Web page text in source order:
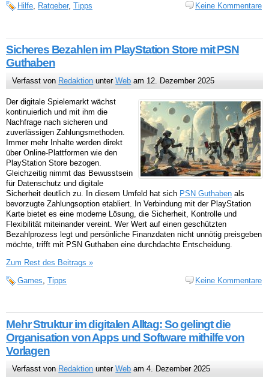
Hilfe
Ratgeber, Tipps Keine Kommentare
Sicheres Bezahlen im PlayStation Store mit PSN
Guthaben
Verfasst von Redaktion unterWeb am 12. Dezember 2025
Der digitale Spielemarkt wächst
kontinuierlich und mit ihm die
Nachfrage nach sicheren und
zuverlässigen Zahlungsmethoden.
Immer mehr Inhalte werden direkt
über Online-Plattformen wie den
PlayStation Store bezogen.
Gleichzeitig nimmt das Bewusstsein
für Datenschutz und digitale
Sicherheit deutlich zu. In diesem Umfeld hat sich PSN Guthaben als
bevorzugte Zahlungsoption etabliert. In Verbindung mit der PlayStation
Karte bietet es eine moderne Lösung, die Sicherheit, Kontrolle und
Flexibilität miteinander vereint. Wer Wert auf einen geschützten
Bezahlprozess legt und persönliche Finanzdaten nicht unnötig preisgeben
möchte, trifft mit PSN Guthaben eine durchdachte Entscheidung.
Zum Rest des Beitrags »
Games Tipps Keine Kommentare
Mehr Struktur im digitalen Alltag: So gelingt die
Organisation von Apps und Software mithilfe von
Vorlagen
Verfasst von Redaktion unterWeb am 4. Dezember 2025